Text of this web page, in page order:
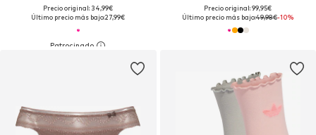
Precio original: 34,99€
Último precio más bajo:27,99€
Precio original: 99,95€
Último precio más bajo:49,98€-10%